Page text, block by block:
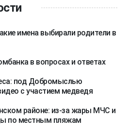
имена выбирали родители в
в вопросах и ответах
под Добромыслью
с участием медведя
районе: из-за жары МЧС и
по местным пляжам